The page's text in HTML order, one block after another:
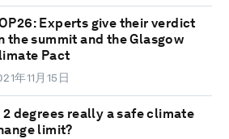
Experts give their verdict
the summit and the Glasgow
Pact
年11月15日
2 degrees really a safe climate
limit?